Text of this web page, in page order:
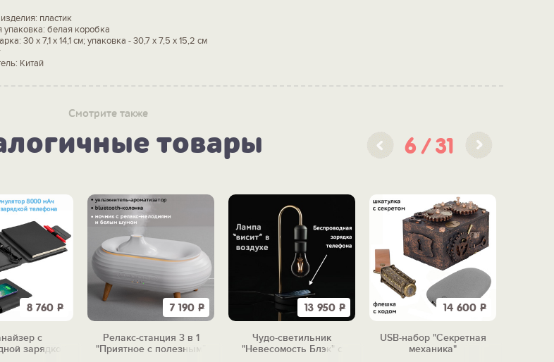
пластик
упаковка: белая коробка
30 x 7,1 x 14,1 см; упаковка - 30,7 x 7,5 x 15,2 см
Китай
Смотрите также
товары 6 31
8 760 Р
с
зарядкой
7 190 Р
Релакс-станция 3 в 1
"Приятное с полезным"
13 950 Р
Чудо-светильник
"Невесомость Блэк" с
14 600 Р
USB-набор "Секретная
механика"